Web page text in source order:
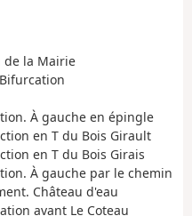
de la Mairie
À gauche en épingle
en T du Bois Girault
en T du Bois Girais
À gauche par le chemin
Château d'eau
avant Le Coteau